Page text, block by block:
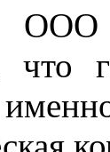
что